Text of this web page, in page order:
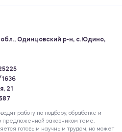
обл., Одинцовский р-н, с.Юдино,
21
работу по подбору, обработке и
предложенной заказчиком теме.
готовым научным трудом, но может